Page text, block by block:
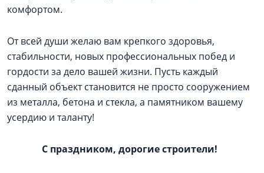
комфортом.
От всей души желаю вам крепкого здоровья,
стабильности, новых профессиональных побед и
гордости за дело вашей жизни. Пусть каждый
сданный объект становится не просто сооружением
из металла, бетона и стекла, а памятником вашему
усердию и таланту!
С праздником, дорогие строители!